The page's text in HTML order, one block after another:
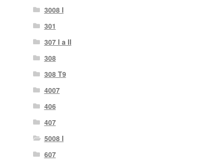
3008 I
301
307 I a II
308
308 T9
4007
406
407
5008 I
607